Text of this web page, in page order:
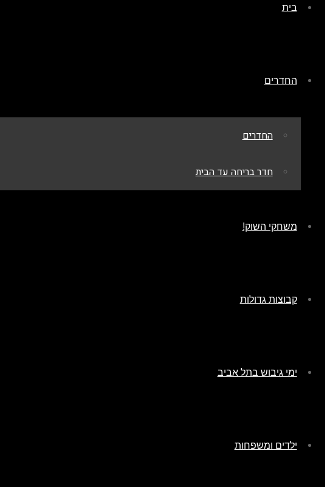
בית
החדרים
החדרים
חדר בריחה עד הבית
משחקי השוק!
קבוצות גדולות
ימי גיבוש בתל אביב
ילדים ומשפחות